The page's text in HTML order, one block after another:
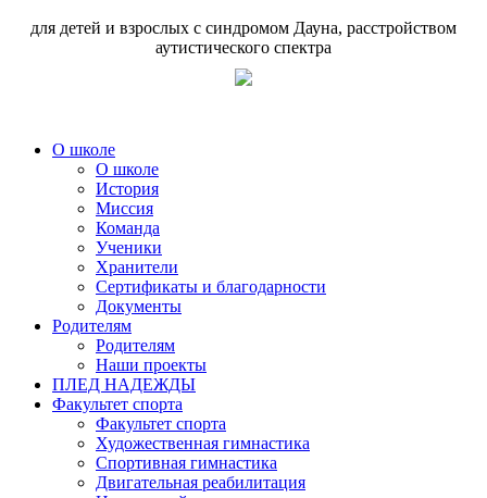
для детей и взрослых с синдромом Дауна, расстройством
аутистического спектра
О школе
О школе
История
Миссия
Команда
Ученики
Хранители
Сертификаты и благодарности
Документы
Родителям
Родителям
Наши проекты
ПЛЕД НАДЕЖДЫ
Факультет спорта
Факультет спорта
Художественная гимнастика
Спортивная гимнастика
Двигательная реабилитация